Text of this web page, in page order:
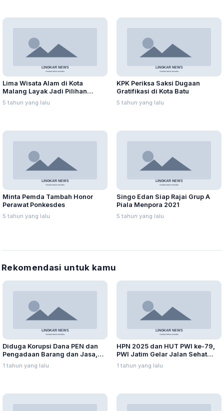
Lima Wisata Alam di Kota
Malang Layak Jadi Pilihan
Liburan
5 tahun yang lalu
KPK Periksa Saksi Dugaan
Gratifikasi di Kota Batu
5 tahun yang lalu
Minta Pemda Tambah Honor
Perawat Ponkesdes
5 tahun yang lalu
Singo Edan Siap Rajai Grup A
Piala Menpora 2021
5 tahun yang lalu
Rekomendasi untuk kamu
Diduga Korupsi Dana PEN dan
Pengadaan Barang dan Jasa,
Bupati Situbondo Beserta Kadis
PUPP Ditahan KPK
1 tahun yang lalu
HPN 2025 dan HUT PWI ke-79,
PWI Jatim Gelar Jalan Sehat
Bersama Wartawan
1 tahun yang lalu